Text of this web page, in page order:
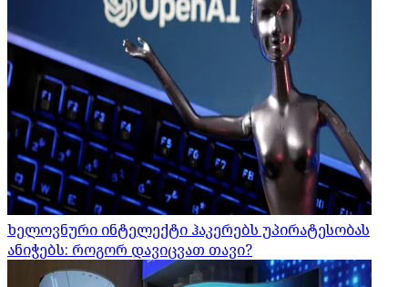
ხელოვნური ინტელექტი ჰაკერებს უპირატესობას
ანიჭებს: როგორ დავიცვათ თავი?